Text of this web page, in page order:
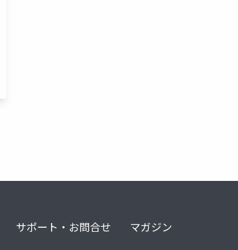
サポート・お問合せ マガジン